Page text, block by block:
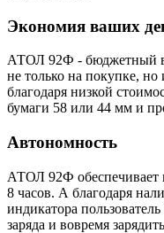
Экономия ваших
АТОЛ 92Ф - бюджетный
не только на покупке, но
благодаря низкой
бумаги 58 или 44 мм и
Автономность
АТОЛ 92Ф обеспечивает
8 часов. А благодаря
индикатора
заряда и вовремя